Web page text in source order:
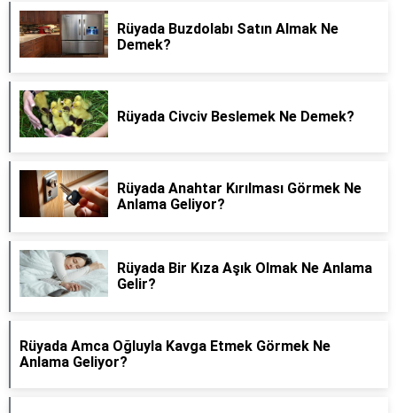
Rüyada Buzdolabı Satın Almak Ne
Demek?
Rüyada Civciv Beslemek Ne Demek?
Rüyada Anahtar Kırılması Görmek Ne
Anlama Geliyor?
Rüyada Bir Kıza Aşık Olmak Ne Anlama
Gelir?
Rüyada Amca Oğluyla Kavga Etmek Görmek Ne
Anlama Geliyor?